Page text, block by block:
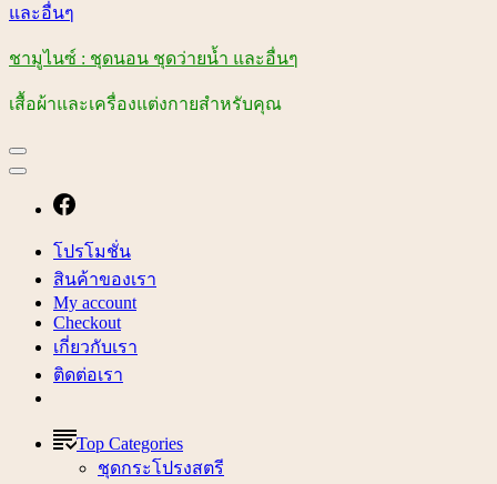
ชามูไนซ์ : ชุดนอน ชุดว่ายน้ำ และอื่นๆ
เสื้อผ้าและเครื่องแต่งกายสำหรับคุณ
โปรโมชั่น
สินค้าของเรา
My account
Checkout
เกี่ยวกับเรา
ติดต่อเรา
Top Categories
ชุดกระโปรงสตรี